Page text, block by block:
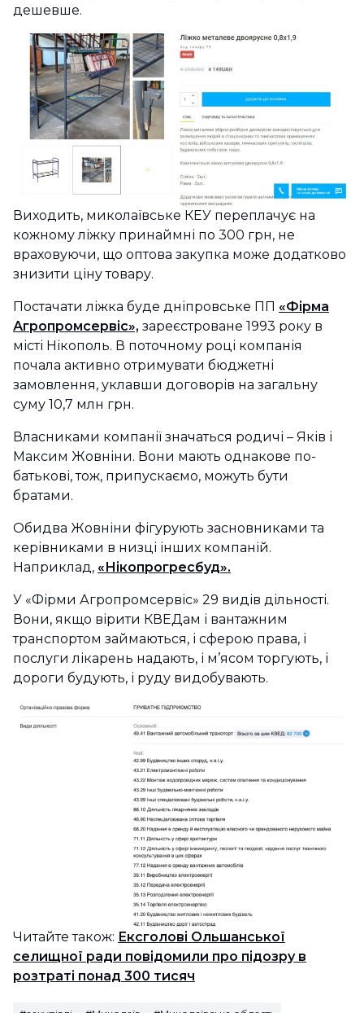
дешевше.
Виходить, миколаївське КЕУ переплачує на
кожному ліжку принаймні по 300 грн, не
враховуючи, що оптова закупка може додатково
знизити ціну товару.
Постачати ліжка буде дніпровське ПП «Фірма
Агропромсервіс», зареєстроване 1993 року в
місті Нікополь. В поточному році компанія
почала активно отримувати бюджетні
замовлення, уклавши договорів на загальну
суму 10,7 млн грн.
Власниками компанії значаться родичі – Яків і
Максим Жовніни. Вони мають однакове по-
батькові, тож, припускаємо, можуть бути
братами.
Обидва Жовніни фігурують засновниками та
керівниками в низці інших компаній.
Наприклад, «Нікопрогресбуд».
У «Фірми Агропромсервіс» 29 видів дільності.
Вони, якщо вірити КВЕДам і вантажним
транспортом займаються, і сферою права, і
послуги лікарень надають, і м’ясом торгують, і
дороги будують, і руду видобувають.
Читайте також: Ексголові Ольшанської
селищної ради повідомили про підозру в
розтраті понад 300 тисяч